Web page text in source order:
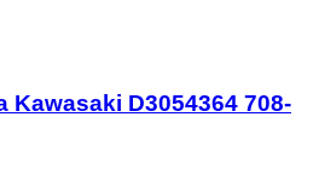
Kawasaki D3054364 708-